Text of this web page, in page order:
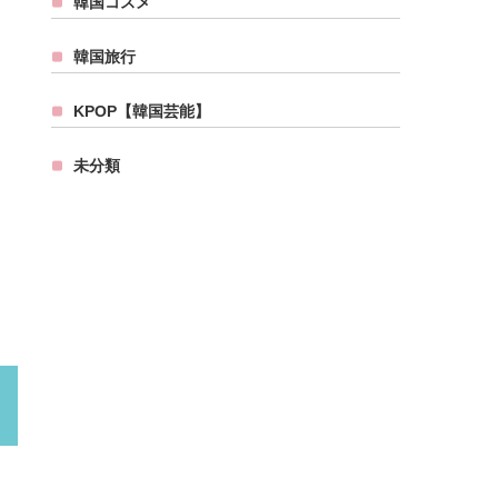
韓国旅行
KPOP【韓国芸能】
未分類